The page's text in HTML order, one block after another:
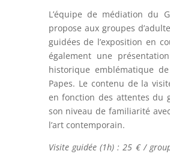
L’équipe de médiation du
propose aux groupes
guidées de l’exposition en
également une
historique emblématique
Papes. Le contenu de la
en fonction des attentes du
son niveau de familiarité
l’art contemporain.
Visite guidée (1h) :25 € /